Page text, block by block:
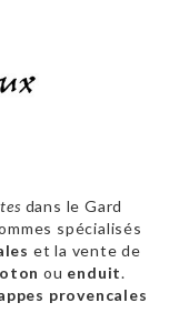
dans le Gard
spécialisés
et la vente de
ou enduit.
provencales